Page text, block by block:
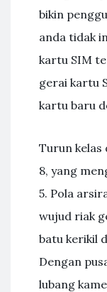
bikin
anda tidak
kartu SIM
gerai kartu
kartu baru
Turun kelas
8, yang
5. Pola
wujud riak
batu kerikil
Dengan
lubang